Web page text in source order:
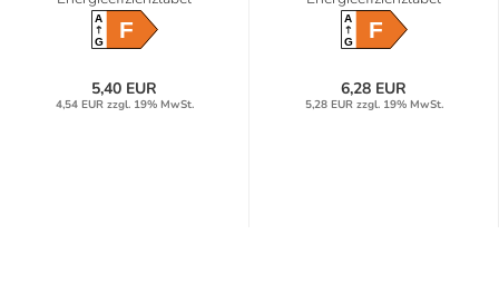
A
GF
5,40 EUR
4,54 EUR zzgl. 19% MwSt.
A
GF
6,28 EUR
5,28 EUR zzgl. 19% MwSt.